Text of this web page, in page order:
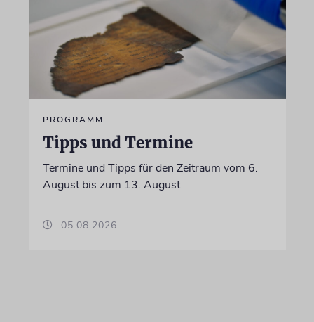
PROGRAMM
Tipps und Termine
Termine und Tipps für den Zeitraum vom 6.
August bis zum 13. August
05.08.2026